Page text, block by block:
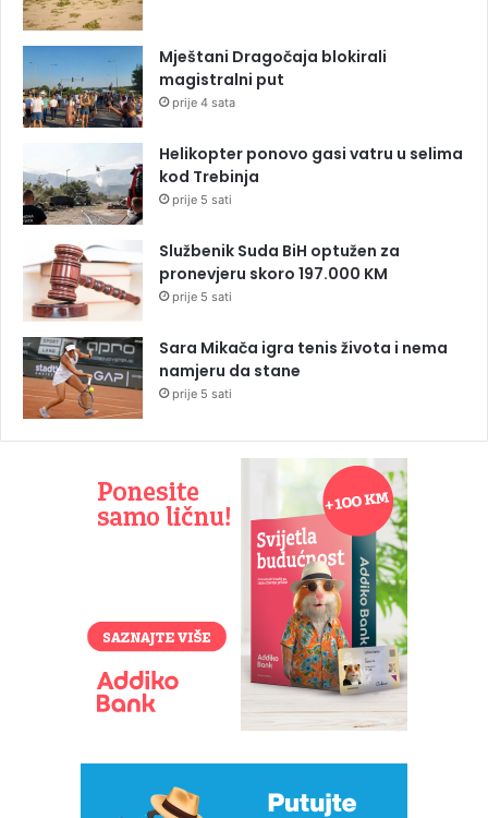
Mještani Dragočaja blokirali
magistralni put
prije 4 sata
Helikopter ponovo gasi vatru u selima
kod Trebinja
prije 5 sati
Službenik Suda BiH optužen za
pronevjeru skoro 197.000 KM
prije 5 sati
Sara Mikača igra tenis života i nema
namjeru da stane
prije 5 sati